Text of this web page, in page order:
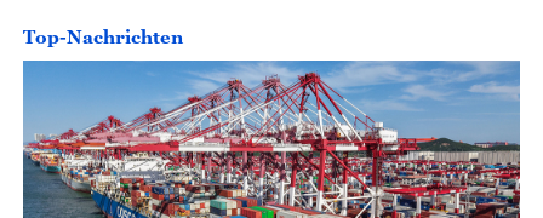
y
V
i
d
Top-Nachrichten